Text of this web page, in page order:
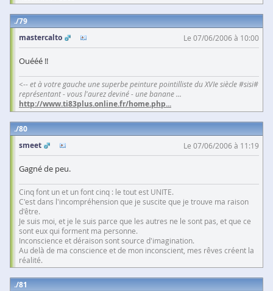
79
mastercalto
Le 07/06/2006 à 10:00
Ouééé !!
<-- et à votre gauche une superbe peinture pointilliste du XVIe siècle #sisi#
représentant - vous l'aurez deviné - une banane ...
http://www.ti83plus.online.fr/home.php...
80
smeet
Le 07/06/2006 à 11:19
Gagné de peu.
Cinq font un et un font cinq : le tout est UNITE.
C'est dans l'incompréhension que je suscite que je trouve ma raison
d'être.
Je suis moi, et je le suis parce que les autres ne le sont pas, et que ce
sont eux qui forment ma personne.
Inconscience et déraison sont source d'imagination.
Au delà de ma conscience et de mon inconscient, mes rêves créent la
réalité.
81